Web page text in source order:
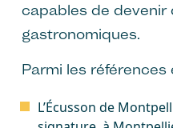
capables de devenir
gastronomiques.
Parmi les
L’Écusson de